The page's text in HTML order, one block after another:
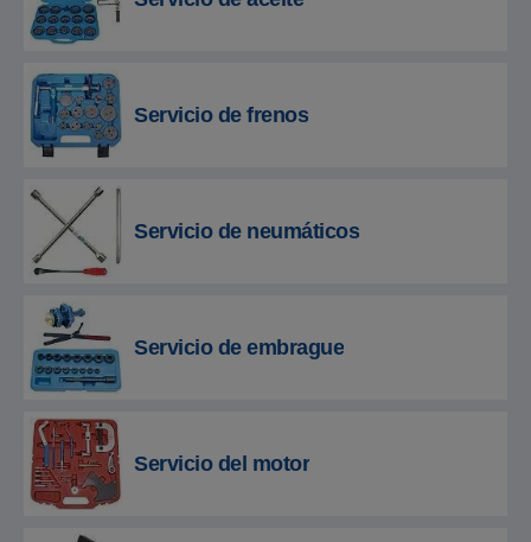
Servicio de frenos
Servicio de neumáticos
Servicio de embrague
Servicio del motor